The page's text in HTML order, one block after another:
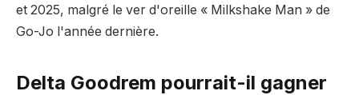
et 2025, malgré le ver d'oreille « Milkshake Man » de
Go-Jo l'année dernière.
Delta Goodrem pourrait-il gagner